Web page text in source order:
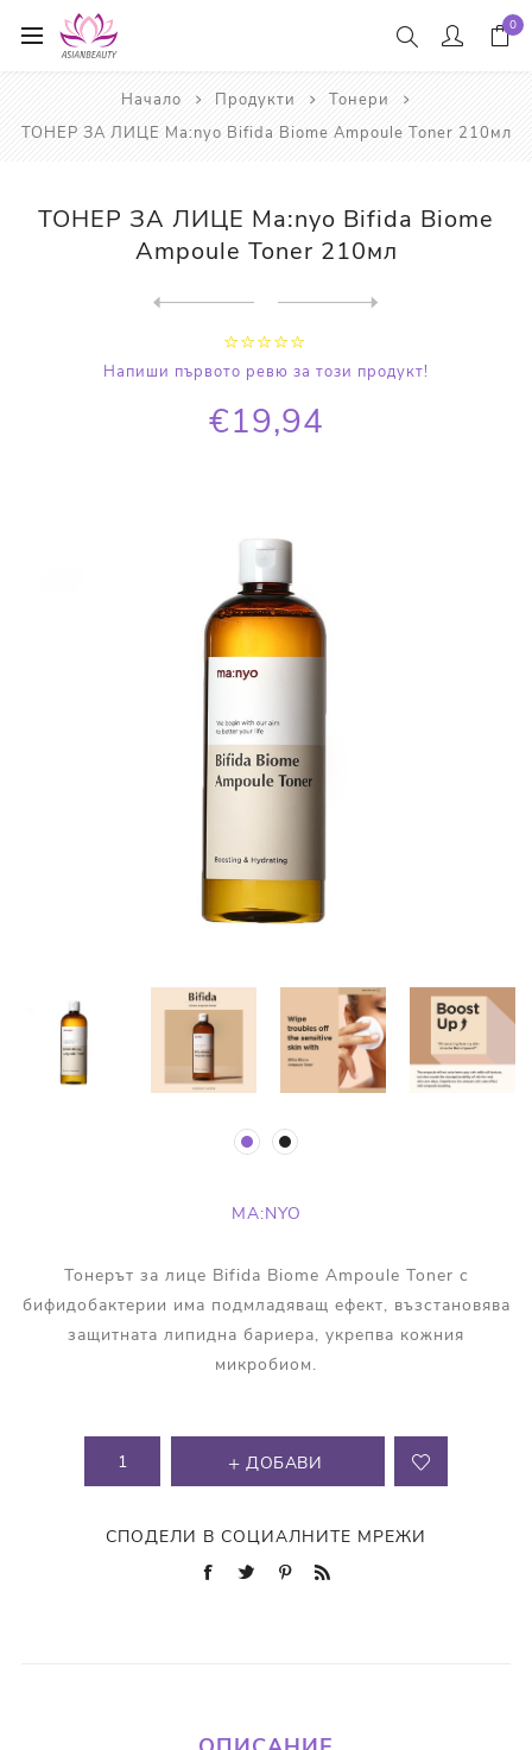
0
Начало Продукти
Тонери
ТОНЕР ЗА ЛИЦЕ Ma:nyo Bifida Biome Ampoule Toner 210мл
ТОНЕР ЗА ЛИЦЕ Ma:nyo Bifida Biome
Ampoule Toner 210мл
Напиши първото ревю за този продукт!
€19,94
MA:NYO
Тонерът за лице Bifida Biome Ampoule Toner с
бифидобактерии има подмладяващ ефект, възстановява
защитната липидна бариера, укрепва кожния
микробиом.
ДОБАВИ
СПОДЕЛИ В СОЦИАЛНИТЕ МРЕЖИ